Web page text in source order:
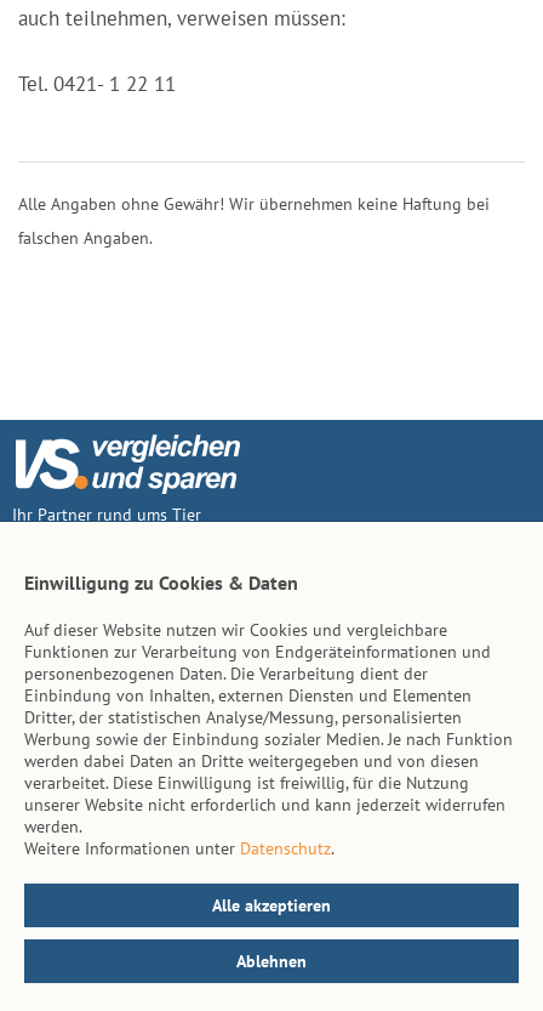
auch teilnehmen, verweisen müssen:
Tel. 0421- 1 22 11
Alle Angaben ohne Gewähr! Wir übernehmen keine Haftung bei
falschen Angaben.
Ihr Partner rund ums Tier
Inhalt
Tierarzt-Suche
Hinweise
AGB
Impressum
Datenschutz
Kontakt
© vs. vergleichen-und-sparen.de 2026
Einwilligung zu Cookies & Daten
Auf dieser Website nutzen wir Cookies und vergleichbare
Funktionen zur Verarbeitung von Endgeräteinformationen und
personenbezogenen Daten. Die Verarbeitung dient der
Einbindung von Inhalten, externen Diensten und Elementen
Dritter, der statistischen Analyse/Messung, personalisierten
Werbung sowie der Einbindung sozialer Medien. Je nach Funktion
werden dabei Daten an Dritte weitergegeben und von diesen
verarbeitet. Diese Einwilligung ist freiwillig, für die Nutzung
unserer Website nicht erforderlich und kann jederzeit widerrufen
werden.
Weitere Informationen unter Datenschutz.
Alle akzeptieren
Ablehnen